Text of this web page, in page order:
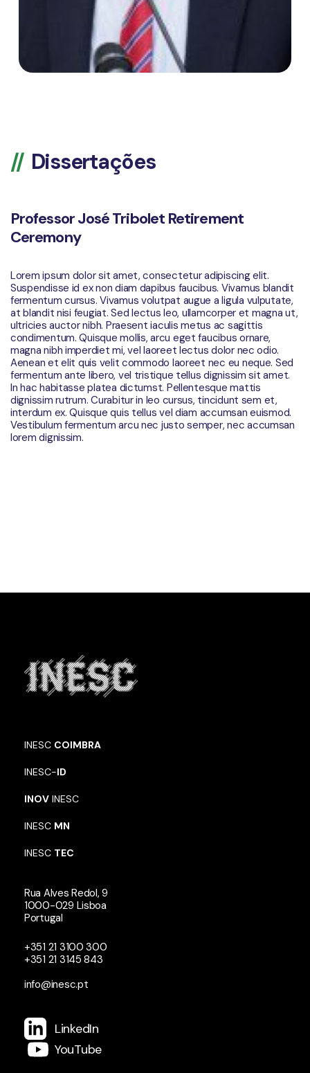
Dissertações
Professor José Tribolet Retirement
Ceremony
Lorem ipsum dolor sit amet, consectetur adipiscing elit.
Suspendisse id ex non diam dapibus faucibus. Vivamus blandit
fermentum cursus. Vivamus volutpat augue a ligula vulputate,
at blandit nisi feugiat. Sed lectus leo, ullamcorper et magna ut,
ultricies auctor nibh. Praesent iaculis metus ac sagittis
condimentum. Quisque mollis, arcu eget faucibus ornare,
magna nibh imperdiet mi, vel laoreet lectus dolor nec odio.
Aenean et elit quis velit commodo laoreet nec eu neque. Sed
fermentum ante libero, vel tristique tellus dignissim sit amet.
In hac habitasse platea dictumst. Pellentesque mattis
dignissim rutrum. Curabitur in leo cursus, tincidunt sem et,
interdum ex. Quisque quis tellus vel diam accumsan euismod.
Vestibulum fermentum arcu nec justo semper, nec accumsan
lorem dignissim.
INESC COIMBRA
INESC-ID
INOV INESC
INESC MN
INESC TEC
Rua Alves Redol, 9
1000-029 Lisboa
Portugal
+351 21 3100 300
+351 21 3145 843
info@inesc.pt
LinkedIn
YouTube